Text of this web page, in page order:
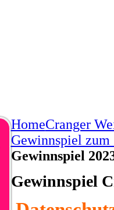
HomeCranger
Gewinnspiel
Gewinnspiel
Gewinnspiel